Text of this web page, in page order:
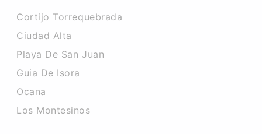
Cortijo Torrequebrada
Ciudad Alta
Playa De San Juan
Guia De Isora
Ocana
Los Montesinos